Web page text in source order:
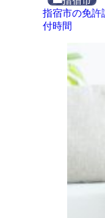
指宿市の免許
付時間